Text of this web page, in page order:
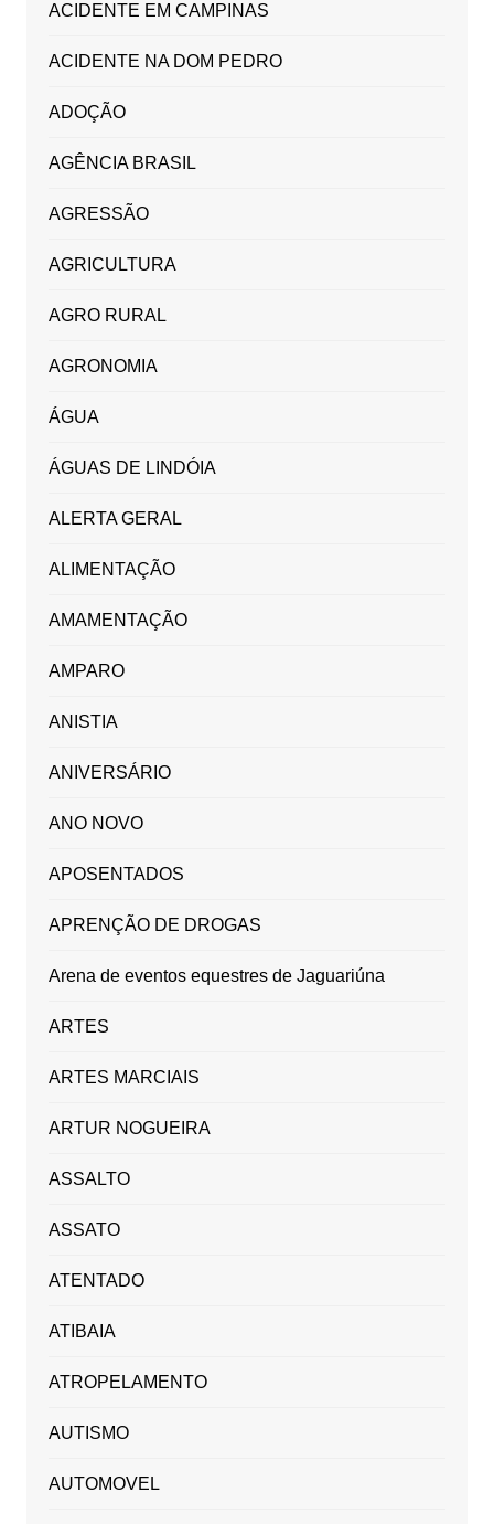
ACIDENTE EM CAMPINAS
ACIDENTE NA DOM PEDRO
ADOÇÃO
AGÊNCIA BRASIL
AGRESSÃO
AGRICULTURA
AGRO RURAL
AGRONOMIA
ÁGUA
ÁGUAS DE LINDÓIA
ALERTA GERAL
ALIMENTAÇÃO
AMAMENTAÇÃO
AMPARO
ANISTIA
ANIVERSÁRIO
ANO NOVO
APOSENTADOS
APRENÇÃO DE DROGAS
Arena de eventos equestres de Jaguariúna
ARTES
ARTES MARCIAIS
ARTUR NOGUEIRA
ASSALTO
ASSATO
ATENTADO
ATIBAIA
ATROPELAMENTO
AUTISMO
AUTOMOVEL